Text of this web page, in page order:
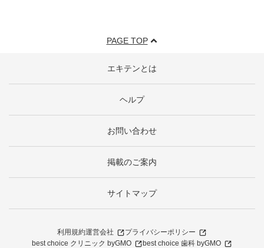
PAGE TOP
エキテンとは
ヘルプ
お問い合わせ
掲載のご案内
サイトマップ
利用規約運営会社
プライバシーポリシー
best choice クリニック byGMO
best choice 歯科 byGMO